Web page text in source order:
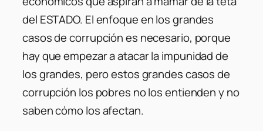
del ESTADO. El enfoque en los grandes
casos de corrupción es necesario, porque
hay que empezar a atacar la impunidad de
los grandes, pero estos grandes casos de
corrupción los pobres no los entienden y no
saben cómo los afectan.